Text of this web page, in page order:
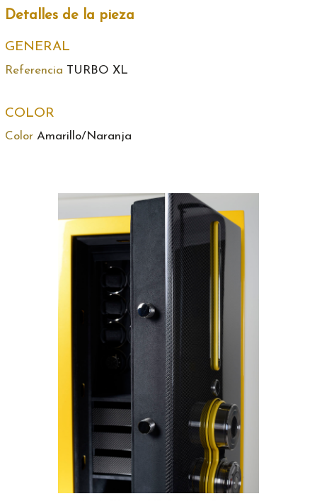
Detalles de la pieza
GENERAL
Referencia TURBO XL
COLOR
ColorAmarillo/Naranja